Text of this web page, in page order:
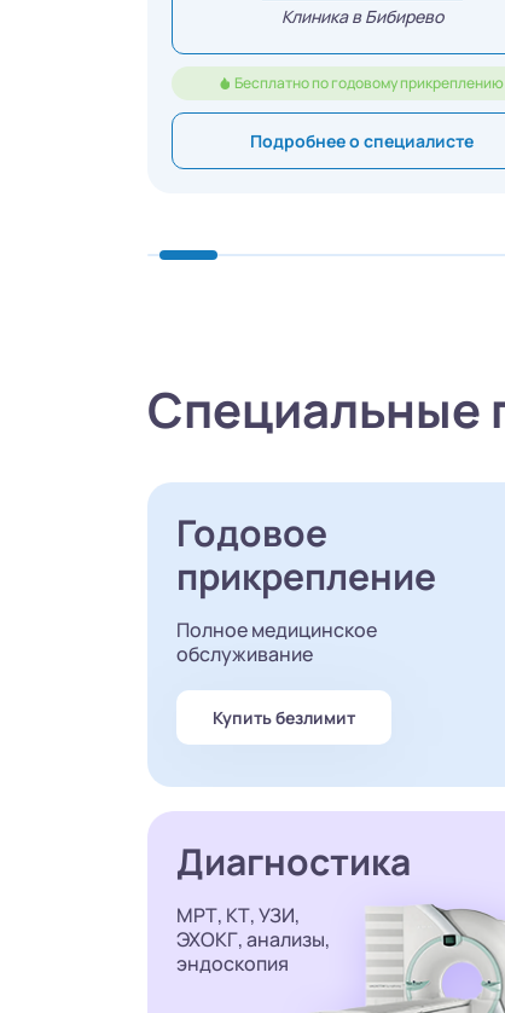
Клиника в Бибирево
Бесплатно по годовому прикреплению
Подробнее о специалисте
Специальные
Годовое
прикрепление
Полное медицинское
обслуживание
Купить безлимит
Диагностика
МРТ, КТ, УЗИ,
ЭХОКГ, анализы,
эндоскопия